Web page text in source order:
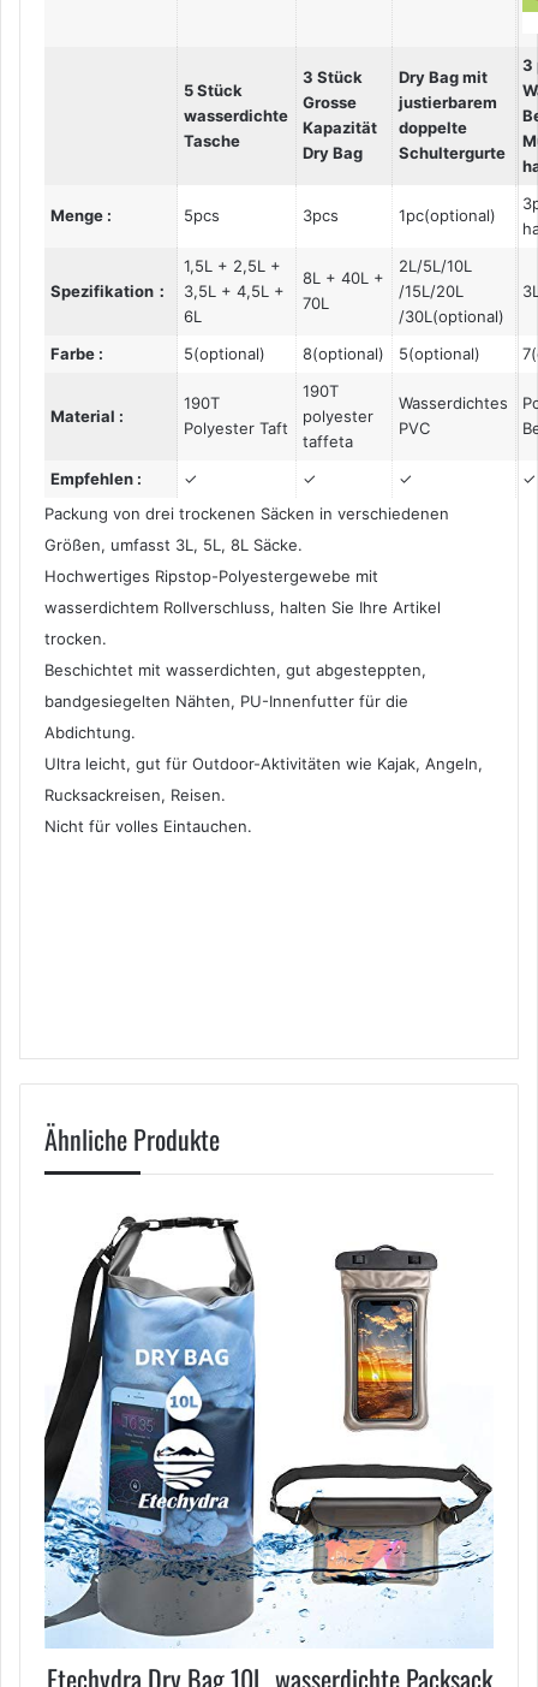
5 Stück
wasserdichte
Tasche
3 Stück
Grosse
Kapazität
Dry Bag
Dry Bag mit
justierbarem
doppelte
Schultergurte
3
Menge : 5pcs 3pcs 1pc(optional)
Spezifikation：
1,5L + 2,5L +
3,5L + 4,5L +
6L
8L + 40L +
70L
2L/5L/10L
/15L/20L
/30L(optional)
Farbe : 5(optional) 8(optional) 5(optional)
Material :
190T
Polyester Taft
190T
polyester
taffeta
Wasserdichtes
PVC
Empfehlen : ✓ ✓ ✓
✓
Packung von drei trockenen Säcken in verschiedenen
Größen, umfasst 3L, 5L, 8L Säcke.
Hochwertiges Ripstop-Polyestergewebe mit
wasserdichtem Rollverschluss, halten Sie Ihre Artikel
trocken.
Beschichtet mit wasserdichten, gut abgesteppten,
bandgesiegelten Nähten, PU-Innenfutter für die
Abdichtung.
Ultra leicht, gut für Outdoor-Aktivitäten wie Kajak, Angeln,
Rucksackreisen, Reisen.
Nicht für volles Eintauchen.
Ähnliche Produkte
Etechydra Dry Bag 10L, wasserdichte Packsack